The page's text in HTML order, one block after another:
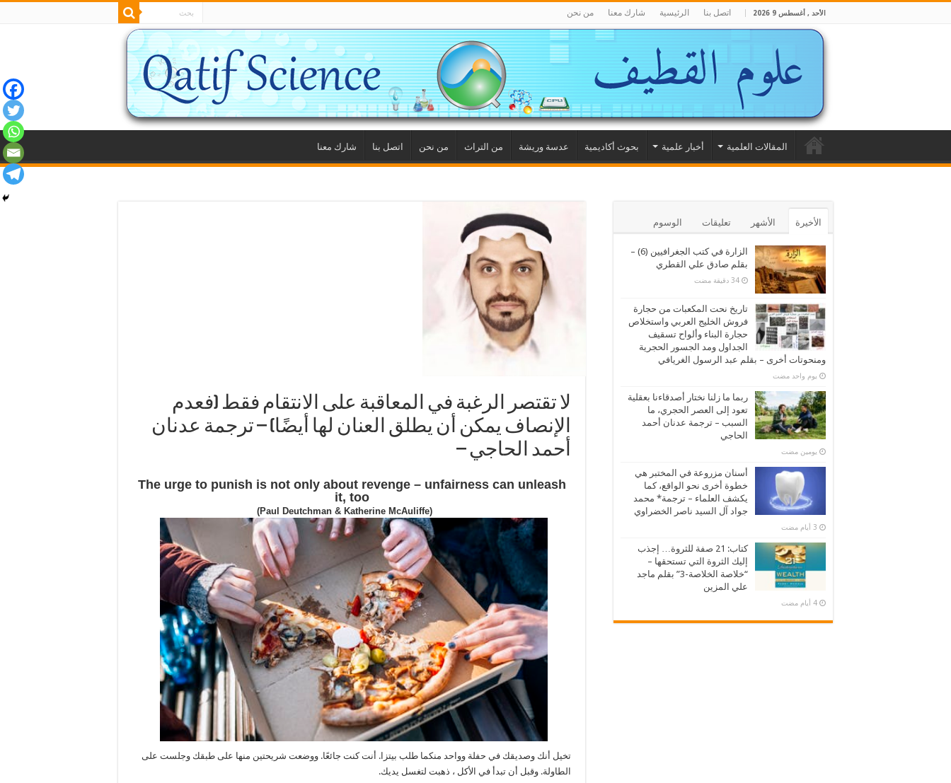
الأحد , أغسطس 9 2026 اتصل بنا الرئيسية شارك معنا من نحن
المقالات العلمية أخبار علمية بحوث أكاديمية عدسة وريشة من التراث من نحن اتصل بنا شارك معنا
لا تقتصر الرغبة في المعاقبة على الانتقام فقط (فعدم
الإنصاف يمكن أن يطلق العنان لها أيضًا) – ترجمة عدنان
أحمد الحاجي –
The urge to punish is not only about revenge – unfairness can unleash
it, too
(Paul Deutchman & Katherine McAuliffe)
تخيل أنك وصديقك في حفلة وواحد منكما طلب بيتزا. أنت كنت جائعًا. ووضعت شريحتين منها على طبقك وجلست على
الطاولة. وقبل أن تبدأ في الأكل ، ذهبت لتغسل يديك.
الأخيرة الأشهر تعليقات الوسوم
الزارة في كتب الجغرافيين (6) –
بقلم صادق علي القطري
تاريخ نحت المكعبات من حجارة
فروش الخليج العربي واستخلاص
حجارة البناء وألواح تسقيف
الجداول ومد الجسور الحجرية
ومنحوتات أخرى – بقلم عبد الرسول الغريافي
‏يوم واحد مضت
ربما ما زلنا نختار أصدقاءنا بعقلية
تعود إلى العصر الحجري، ما
السبب – ترجمة عدنان أحمد
الحاجي
‏يومين مضت
أسنان مزروعة في المختبر هي
خطوة أخرى نحو الواقع، كما
يكشف العلماء – ترجمة* محمد
جواد آل السيد ناصر الخضراوي
كتاب: 21 صفة للثروة… إجذب
إليك الثروة التي تستحقها –
“خلاصة الخلاصة-3” بقلم ماجد
علي المزين